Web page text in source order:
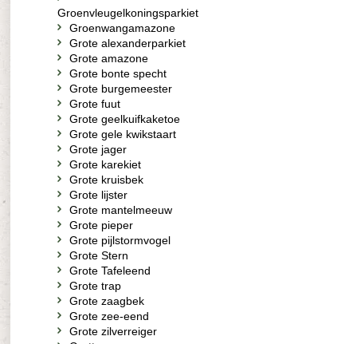
Groenvleugelkoningsparkiet
Groenwangamazone
Grote alexanderparkiet
Grote amazone
Grote bonte specht
Grote burgemeester
Grote fuut
Grote geelkuifkaketoe
Grote gele kwikstaart
Grote jager
Grote karekiet
Grote kruisbek
Grote lijster
Grote mantelmeeuw
Grote pieper
Grote pijlstormvogel
Grote Stern
Grote Tafeleend
Grote trap
Grote zaagbek
Grote zee-eend
Grote zilverreiger